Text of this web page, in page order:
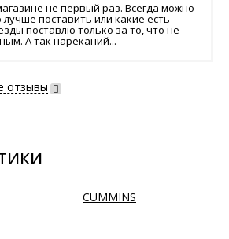
не первый раз. Всегда можно
поставить или какие есть
поставлю только за то, что не
А так нареканий...
отзывы
CUMMINS